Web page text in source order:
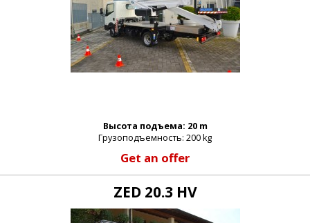
Высота подъема: 20 m
Грузоподъемность: 200 kg
Get an offer
ZED 20.3 HV